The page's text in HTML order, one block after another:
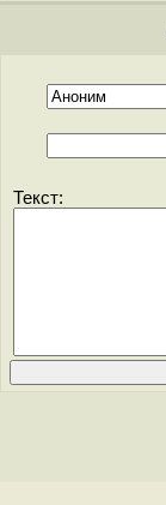
Текст: